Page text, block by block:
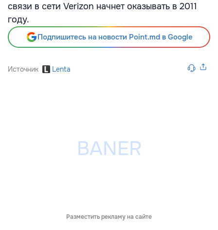
связи в сети Verizon начнет оказывать в 2011
году.
Подпишитесь на новости Point.md в Google
Источник Lenta
Разместить рекламу на сайте